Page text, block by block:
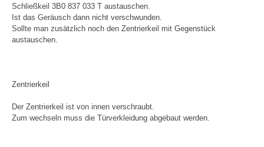
Schließkeil 3B0 837 033 T austauschen.
Ist das Geräusch dann nicht verschwunden.
Sollte man zusätzlich noch den Zentrierkeil mit Gegenstück
austauschen.
Zentrierkeil
Der Zentrierkeil ist von innen verschraubt.
Zum wechseln muss die Türverkleidung abgebaut werden.